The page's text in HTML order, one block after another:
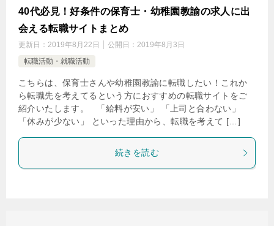
40代必見！好条件の保育士・幼稚園教諭の求人に出
会える転職サイトまとめ
更新日： 2019年8月22日 公開日： 2019年8月3日
転職活動・就職活動
こちらは、保育士さんや幼稚園教諭に転職したい！これか
ら転職先を考えてるという方におすすめの転職サイトをご
紹介いたします。 「給料が安い」 「上司と合わない」
「休みが少ない」 といった理由から、転職を考えて […]
続きを読む